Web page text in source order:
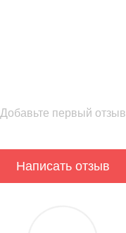
Добавьте первый отзыв
Написать отзыв